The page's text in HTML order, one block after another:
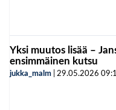
Yksi muutos lisää –
ensimmäinen kutsu
jukka_malm 29.05.2026